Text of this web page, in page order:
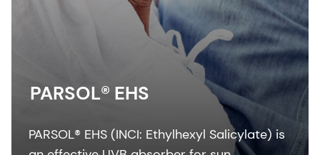
PARSOL® EHS
PARSOL® EHS (INCI: Ethylhexyl Salicylate) is